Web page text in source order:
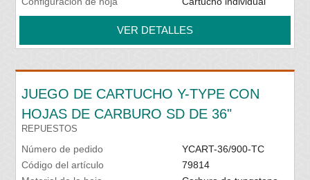
VER DETALLES
JUEGO DE CARTUCHO Y-TYPE CON
HOJAS DE CARBURO SD DE 36"
REPUESTOS
Número de pedido
YCART-36/900-TC
Código del artículo
79814